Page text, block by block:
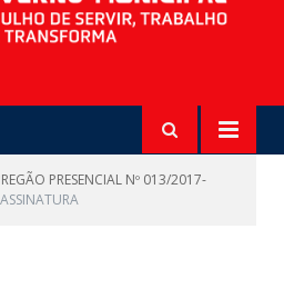
PRESENCIAL Nº 013/2017-